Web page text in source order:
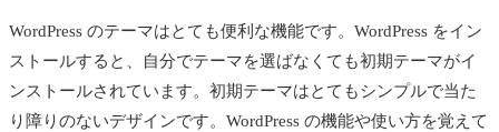
WordPress のテーマはとても便利な機能です。WordPress をイン
ストールすると、自分でテーマを選ばなくても初期テーマがイ
ンストールされています。初期テーマはとてもシンプルで当た
り障りのないデザインです。WordPress の機能や使い方を覚えて